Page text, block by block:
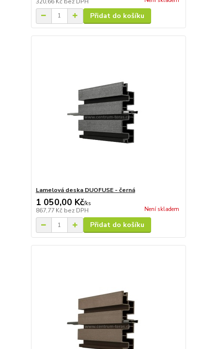
Přidat do košíku
Lamelová deska DUOFUSE - černá
1 050,00 Kč/ks
867,77 Kč bez DPH Není skladem
Přidat do košíku